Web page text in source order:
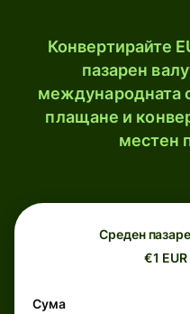
Конвертирайте
пазарен
международната
плащане и
местен
Среден
€1
Сума